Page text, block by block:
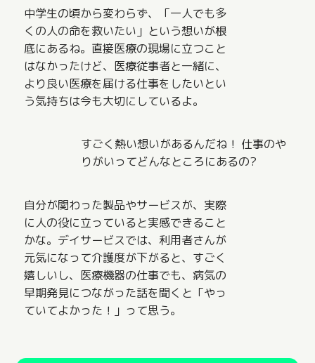
中学生の頃から変わらず、「一人でも多
くの人の命を救いたい」という想いが根
底にあるね。直接医療の現場に立つこと
はなかったけど、医療従事者と一緒に、
より良い医療を届ける仕事をしたいとい
う気持ちは今も大切にしているよ。
すごく熱い想いがあるんだね！ 仕事のや
りがいってどんなところにあるの?
自分が関わった製品やサービスが、実際
に人の役に立っていると実感できること
かな。デイサービスでは、利用者さんが
元気になって介護度が下がると、すごく
嬉しいし、医療機器の仕事でも、病気の
早期発見につながった話を聞くと「やっ
ていてよかった！」って思う。